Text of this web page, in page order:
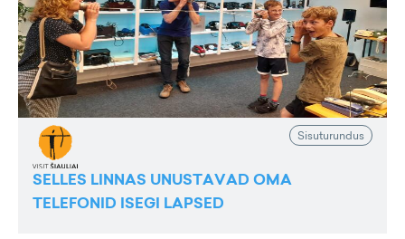
Sisuturundus
SELLES LINNAS UNUSTAVAD OMA
TELEFONID ISEGI LAPSED